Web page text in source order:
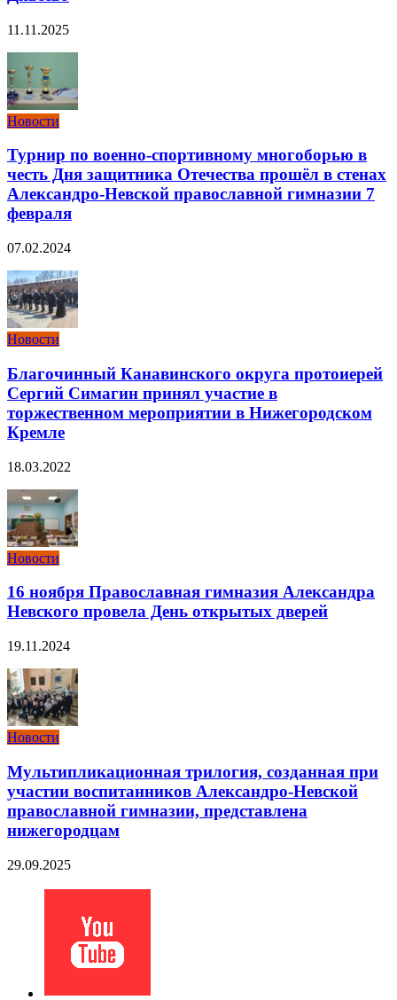
11.11.2025
Новости
Турнир по военно-спортивному многоборью в
честь Дня защитника Отечества прошёл в стенах
Александро-Невской православной гимназии 7
февраля
07.02.2024
Новости
Благочинный Канавинского округа протоиерей
Сергий Симагин принял участие в
торжественном мероприятии в Нижегородском
Кремле
18.03.2022
Новости
16 ноября Православная гимназия Александра
Невского провела День открытых дверей
19.11.2024
Новости
Мультипликационная трилогия, созданная при
участии воспитанников Александро-Невской
православной гимназии, представлена
нижегородцам
29.09.2025